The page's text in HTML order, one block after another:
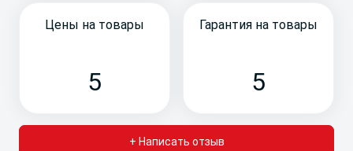
+ Написать отзыв
Цены на товары
5
Гарантия на товары
5